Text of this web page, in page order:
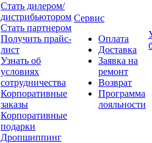
Стать дилером/
дистрибьютором
Стать партнером
Получить прайс-
лист
Узнать об
условиях
сотрудничества
Корпоративные
заказы
Корпоративные
подарки
Дропшиппинг
Сервис
Оплата
Доставка
Заявка на
ремонт
Возврат
Программа
лояльности